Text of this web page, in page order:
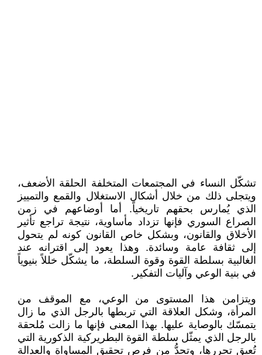
تشكّل النساء في المجتمعات المتخلفة الحلقة الأضعف،
ويتجلى ذلك من خلال أشكال الاستغلال والقمع والتمييز
الذي يُمارس بحقهم تاريخياً. أما أوضاعهم في زمن
الصراع السوري فإنها تزداد مأساوية، نتيجة تراجع تأثير
الأخلاق والقانون، وبشكل خاص القانون كونه لم يتحول
إلى ثقافة عامة وسائدة. وهذا يعود إلى اقترانه عند
الغالبية بسلطة القوة وقوة السلطة، ما يشكّل خللاً بنيوياً
في بنية الوعي وآليات التفكير.
ويتزامن هذا المستوى من الوعي، مع الموقف من
المرأة، وشكل العلاقة التي تربطها بالرجل الذي ما زال
يتمسّك بالوصاية عليها. بهذا المعنى فإنها ما زالت مُلحقة
بالرجل الذي يمثّل سلطة القوة البطريركية الذكورية التي
تُعيق تحررها، وتحدُّ من فرص تحقيق المساواة والعدالة